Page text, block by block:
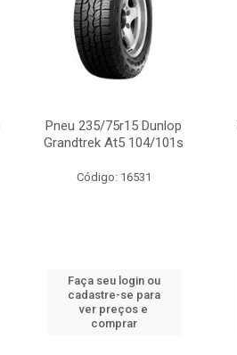
Pneu 235/75r15 Dunlop
Grandtrek At5 104/101s
Código: 16531
Faça seu login ou
cadastre-se para
ver preços e
comprar